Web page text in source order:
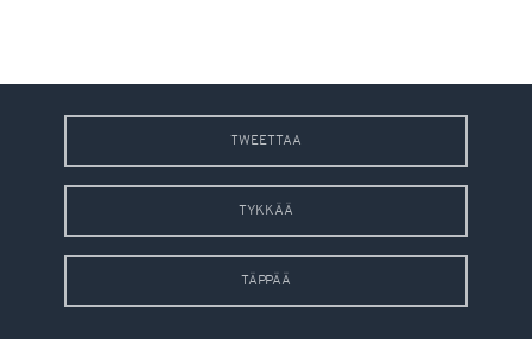
TWEETTAA
TYKKÄÄ
TÄPPÄÄ